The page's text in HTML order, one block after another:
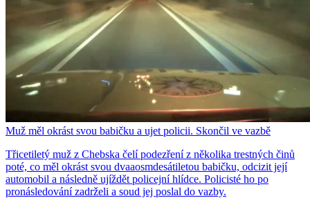
Muž měl okrást svou babičku a ujet policii. Skončil ve vazbě
Třicetiletý muž z Chebska čelí podezření z několika trestných činů
poté, co měl okrást svou dvaaosmdesátiletou babičku, odcizit její
automobil a následně ujíždět policejní hlídce. Policisté ho po
pronásledování zadrželi a soud jej poslal do vazby.